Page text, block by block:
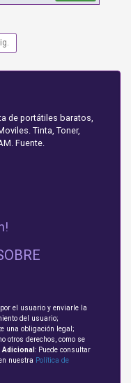
de portátiles baratos,
Tinta, Toner,
Fuente.
el usuario y enviarle la
del usuario;
una obligación legal;
otros derechos, como se
Adicional : Puede consultar
nuestra Política de